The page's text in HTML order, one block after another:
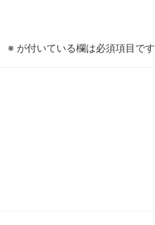
※ が付いている欄は必須項目です